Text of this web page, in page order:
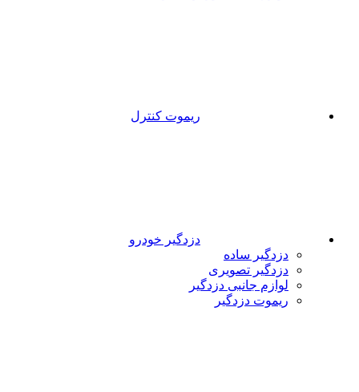
ریموت کنترل
دزدگیر خودرو
دزدگیر ساده
دزدگیر تصویری
لوازم جانبی دزدگیر
ریموت دزدگیر